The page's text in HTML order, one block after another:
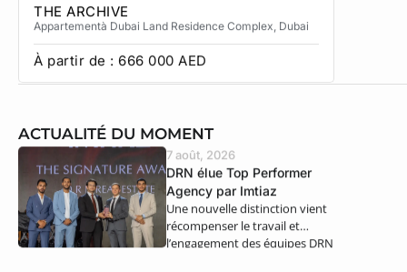
THE ARCHIVE
Appartementà Dubai Land Residence Complex , Dubai
À partir de : 666 000 AED
ACTUALITÉ DU MOMENT
7 août, 2026
DRN élue Top Performer
Agency par Imtiaz
Une nouvelle distinction vient
récompenser le travail et
l’engagement des équipes DRN